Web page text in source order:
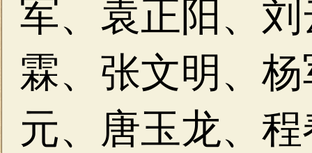
军、袁正阳、
霖、张文明、 杨
元、 唐玉龙、